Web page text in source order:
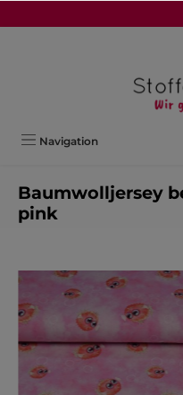
Navigation
Baumwolljersey
pink
Bildergalerie überspringen